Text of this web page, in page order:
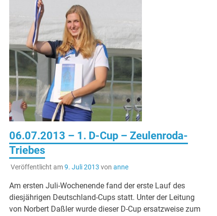
06.07.2013 – 1. D-Cup – Zeulenroda-
Triebes
Veröffentlicht am9. Juli 2013 von anne
Am ersten Juli-Wochenende fand der erste Lauf des
diesjährigen Deutschland-Cups statt. Unter der Leitung
von Norbert Daßler wurde dieser D-Cup ersatzweise zum